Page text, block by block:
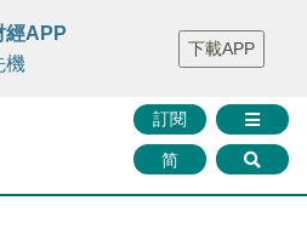
FINMETA 財華證券 媒體矩陣
智庫沙龍
聯絡我們
訂閱
简
經APP
機
下載APP